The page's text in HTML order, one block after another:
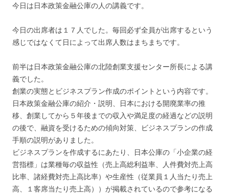
今日は日本政策金融公庫の人の講義です。
今日の出席者は１７人でした。毎回必ず全員が出席するという
感じではなくて日によって出席人数はまちまちです。
前半は日本政策金融公庫の北陸創業支援センター所長による講
義でした。
創業の実態とビジネスプラン作成のポイントという内容です。
日本政策金融公庫の紹介・説明、日本における開廃業率の推
移、創業してから５年後までの収入や満足度の経過などの説明
の後で、融資を受けるための傾向対策、ビジネスプランの作成
手順の説明がありました。
ビジネスプランを作成するにあたり、日本公庫の「小企業の経
営指標」は業種毎の収益性（売上高総利益率、人件費対売上高
比率、諸経費対売上高比率）や生産性（従業員１人当たり売上
高、１客席当たり売上高））が掲載されているので参考になる